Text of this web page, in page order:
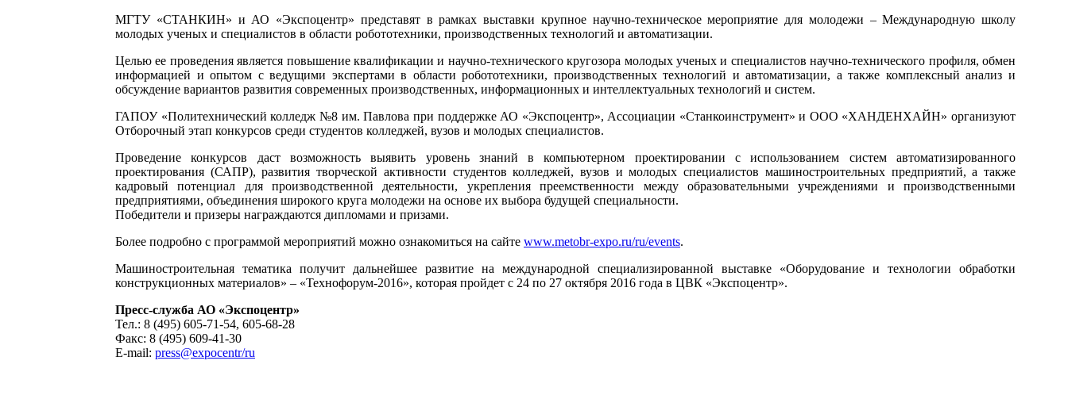
МГТУ «СТАНКИН» и АО «Экспоцентр» представят в рамках выставки крупное научно-техническое мероприятие для молодежи – Международную школу
молодых ученых и специалистов в области робототехники, производственных технологий и автоматизации.
Целью ее проведения является повышение квалификации и научно-технического кругозора молодых ученых и специалистов научно-технического профиля, обмен
информацией и опытом с ведущими экспертами в области робототехники, производственных технологий и автоматизации, а также комплексный анализ и
обсуждение вариантов развития современных производственных, информационных и интеллектуальных технологий и систем.
ГАПОУ «Политехнический колледж №8 им. Павлова при поддержке АО «Экспоцентр», Ассоциации «Станкоинструмент» и ООО «ХАНДЕНХАЙН» организуют
Отборочный этап конкурсов среди студентов колледжей, вузов и молодых специалистов.
Проведение конкурсов даст возможность выявить уровень знаний в компьютерном проектировании с использованием систем автоматизированного
проектирования (САПР), развития творческой активности студентов колледжей, вузов и молодых специалистов машиностроительных предприятий, а также
кадровый потенциал для производственной деятельности, укрепления преемственности между образовательными учреждениями и производственными
предприятиями, объединения широкого круга молодежи на основе их выбора будущей специальности.
Победители и призеры награждаются дипломами и призами.
Более подробно с программой мероприятий можно ознакомиться на сайте www.metobr-expo.ru/ru/events.
Машиностроительная тематика получит дальнейшее развитие на международной специализированной выставке «Оборудование и технологии обработки
конструкционных материалов» – «Технофорум-2016», которая пройдет с 24 по 27 октября 2016 года в ЦВК «Экспоцентр».
Пресс-служба АО «Экспоцентр»
Тел.: 8 (495) 605-71-54, 605-68-28
Факс: 8 (495) 609-41-30
E-mail: press@expocentr/ru